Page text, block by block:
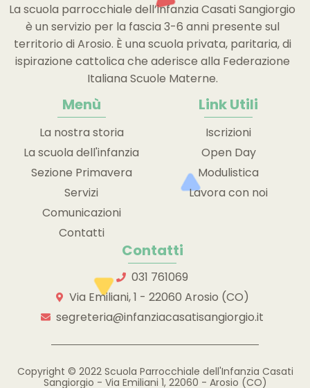
La scuola parrocchiale dell’infanzia Casati Sangiorgio
è un servizio per la fascia 3-6 anni presente sul
territorio di Arosio. È una scuola privata, paritaria, di
ispirazione cattolica che aderisce alla Federazione
Italiana Scuole Materne.
Menù
La nostra storia
La scuola dell'infanzia
Sezione Primavera
Servizi
Comunicazioni
Contatti
Link Utili
Iscrizioni
Open Day
Modulistica
Lavora con noi
Contatti
031 761069
Via Emiliani, 1 - 22060 Arosio (CO)
segreteria@infanziacasatisangiorgio.it
Copyright © 2022 Scuola Parrocchiale dell'Infanzia Casati
Sangiorgio - Via Emiliani 1, 22060 - Arosio (CO)